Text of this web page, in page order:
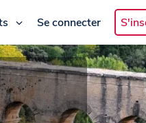
Se connecter